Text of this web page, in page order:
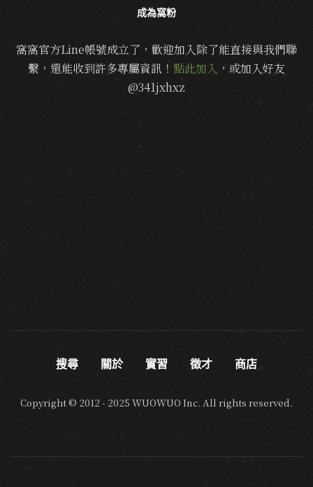
成為窩粉
窩窩官方Line帳號成立了，歡迎加入除了能直接與我們聯
繫，還能收到許多專屬資訊！ 點此加入 ，或加入好友
@341jxhxz
搜尋 關於 實習 徵才 商店
Copyright © 2012 - 2025 WUOWUO Inc. All rights reserved.